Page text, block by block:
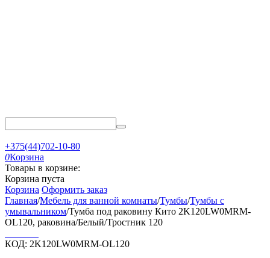
+375(44)702-10-80
0Корзина
Товары в корзине:
Корзина пуста
Корзина Оформить заказ
Главная/Мебель для ванной комнаты/Тумбы/Тумбы с
умывальником/Тумба под раковину Кито 2K120LW0MRM-
OL120, раковина/Белый/Тростник 120
КОД: 2K120LW0MRM-OL120